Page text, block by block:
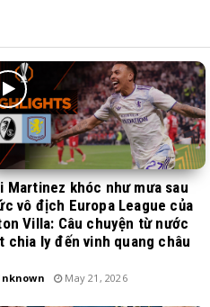
Martinez khóc như mưa sau
vô địch Europa League của
Villa: Câu chuyện từ nước
chia ly đến vinh quang châu
May 21, 2026